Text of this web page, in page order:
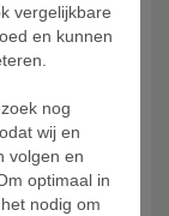
vergelijkbare
en kunnen
nog
wij en
volgen en
optimaal in
nodig om